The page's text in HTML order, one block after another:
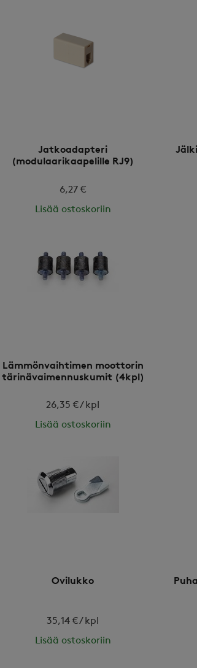
Jatkoadapteri
(modulaarikaapelille RJ9)
6,27 €
Lisää ostoskoriin
Lämmönvaihtimen moottorin
tärinävaimennuskumit (4kpl)
26,35 € / kpl
Lisää ostoskoriin
Ovilukko
35,14 € / kpl
Lisää ostoskoriin